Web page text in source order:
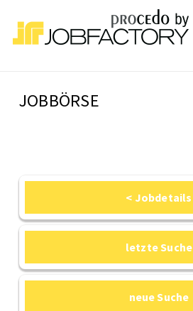
JOBBÖRSE
< Jobdetails
letzte Suche
neue Suche